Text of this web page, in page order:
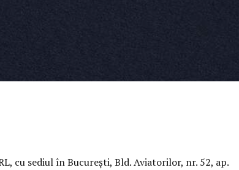
cu sediul în București, Bld. Aviatorilor, nr. 52, ap.